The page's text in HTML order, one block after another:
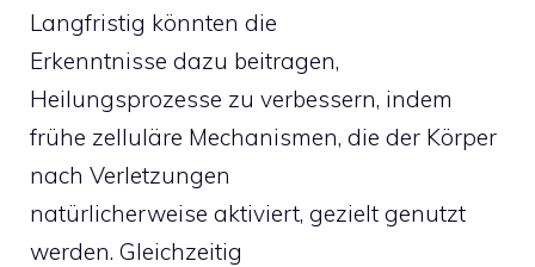
Langfristig könnten die
Erkenntnisse dazu beitragen,
Heilungsprozesse zu verbessern, indem
frühe zelluläre Mechanismen, die der Körper
nach Verletzungen
natürlicherweise aktiviert, gezielt genutzt
werden. Gleichzeitig